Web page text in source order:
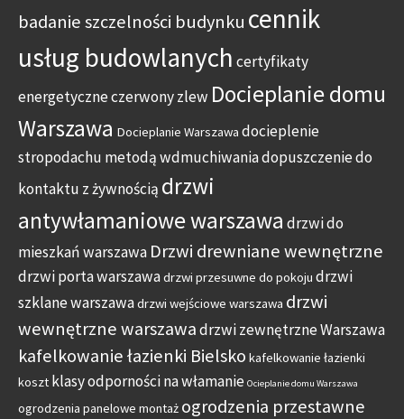
badanie szczelności budynku cennik
usług budowlanych certyfikaty
energetyczneczerwony zlew Docieplanie domu
Warszawa Docieplanie Warszawa docieplenie
stropodachu metodą wdmuchiwaniadopuszczenie do
kontaktu z żywnością drzwi
antywłamaniowe warszawa drzwi do
mieszkań warszawa Drzwi drewniane wewnętrzne
drzwi porta warszawadrzwi przesuwne do pokoju drzwi
szklane warszawadrzwi wejściowe warszawa drzwi
wewnętrzne warszawadrzwi zewnętrzne Warszawa
kafelkowanie łazienki Bielsko kafelkowanie łazienki
koszt klasy odporności na włamanie Ocieplanie domu Warszawa
ogrodzenia panelowe montaż ogrodzenia przestawne